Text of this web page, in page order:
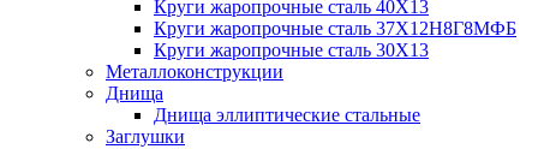
Круги жаропрочные сталь 40Х13
Круги жаропрочные сталь 37Х12Н8Г8МФБ
Круги жаропрочные сталь 30Х13
Металлоконструкции
Днища
Днища эллиптические стальные
Заглушки